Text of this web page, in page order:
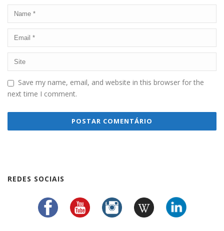
Save my name, email, and website in this browser for the
next time I comment.
REDES SOCIAIS